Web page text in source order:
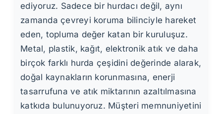
ediyoruz. Sadece bir hurdacı değil, aynı
zamanda çevreyi koruma bilinciyle hareket
eden, topluma değer katan bir kuruluşuz.
Metal, plastik, kağıt, elektronik atık ve daha
birçok farklı hurda çeşidini değerinde alarak,
doğal kaynakların korunmasına, enerji
tasarrufuna ve atık miktarının azaltılmasına
katkıda bulunuyoruz. Müşteri memnuniyetini